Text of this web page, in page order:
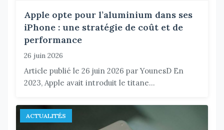
Apple opte pour l’aluminium dans ses
iPhone : une stratégie de coût et de
performance
26 juin 2026
Article publié le 26 juin 2026 par YounesD En
2023, Apple avait introduit le titane...
ACTUALITÉS